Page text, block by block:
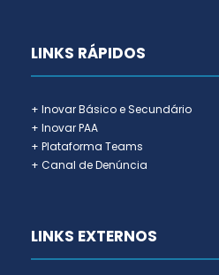
LINKS RÁPIDOS
+ Inovar Básico e Secundário
+ Inovar PAA
+ Plataforma Teams
+ Canal de Denúncia
LINKS EXTERNOS